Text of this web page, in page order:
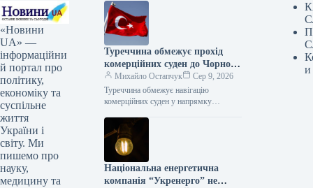
«Новини
UA» —
інформаційни
й портал про
політику,
економіку та
суспільне
життя
України і
світу. Ми
пишемо про
науку,
медицину та
Туреччина обмежує прохід
комерційних суден до Чорного
моряМихайло Остапчук
Сер 9, 2026
Туреччина обмежує навігацію
комерційних суден у напрямку
16:33 Укрінформ Туреччина накладає
обмеження на пересування
комерційних…
Національна енергетична
компанія “Укренерго” не
и